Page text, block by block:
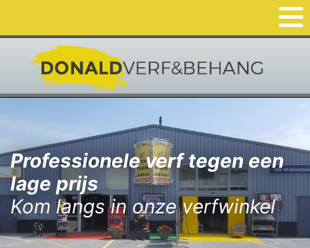
Professionele verf tegen een
lage prijs
Kom langs in onze verfwinkel